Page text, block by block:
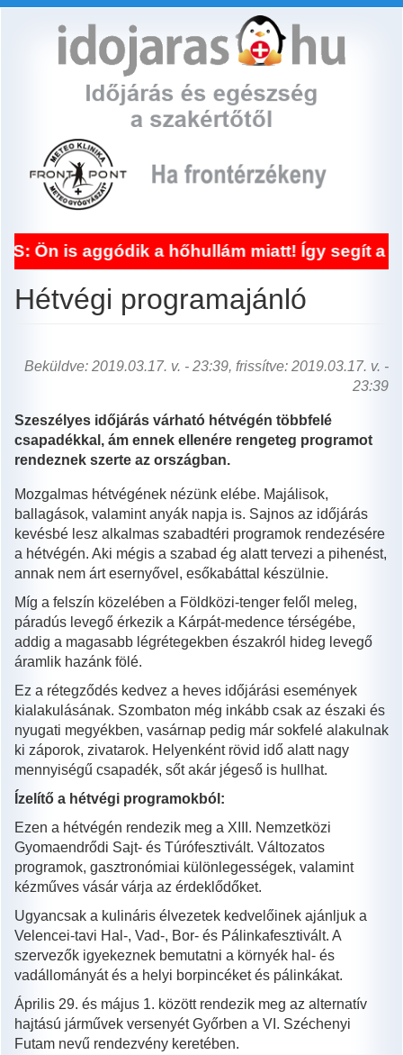
aggódik a hőhullám miatt! Így segít a
Hétvégi programajánló
Beküldve: 2019.03.17. v. - 23:39, frissítve: 2019.03.17. v. -
23:39
Szeszélyes időjárás várható hétvégén többfelé
csapadékkal, ám ennek ellenére rengeteg programot
rendeznek szerte az országban.
Mozgalmas hétvégének nézünk elébe. Majálisok,
ballagások, valamint anyák napja is. Sajnos az időjárás
kevésbé lesz alkalmas szabadtéri programok rendezésére
a hétvégén. Aki mégis a szabad ég alatt tervezi a pihenést,
annak nem árt esernyővel, esőkabáttal készülnie.
Míg a felszín közelében a Földközi-tenger felől meleg,
páradús levegő érkezik a Kárpát-medence térségébe,
addig a magasabb légrétegekben északról hideg levegő
áramlik hazánk fölé.
Ez a rétegződés kedvez a heves időjárási események
kialakulásának. Szombaton még inkább csak az északi és
nyugati megyékben, vasárnap pedig már sokfelé alakulnak
ki záporok, zivatarok. Helyenként rövid idő alatt nagy
mennyiségű csapadék, sőt akár jégeső is hullhat.
Ízelítő a hétvégi programokból:
Ezen a hétvégén rendezik meg a XIII. Nemzetközi
Gyomaendrődi Sajt- és Túrófesztivált. Változatos
programok, gasztronómiai különlegességek, valamint
kézműves vásár várja az érdeklődőket.
Ugyancsak a kulináris élvezetek kedvelőinek ajánljuk a
Velencei-tavi Hal-, Vad-, Bor- és Pálinkafesztivált. A
szervezők igyekeznek bemutatni a környék hal- és
vadállományát és a helyi borpincéket és pálinkákat.
Április 29. és május 1. között rendezik meg az alternatív
hajtású járművek versenyét Győrben a VI. Széchenyi
Futam nevű rendezvény keretében.